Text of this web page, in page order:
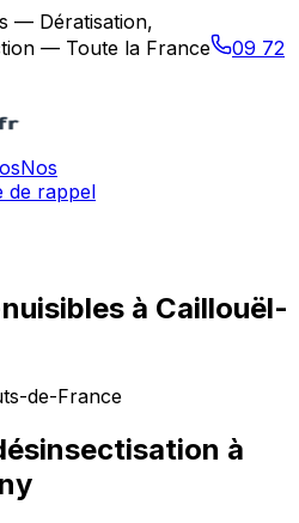
— Dératisation,
— Toute la France
09 72
Nos
de rappel
à Caillouël-
de-France
à